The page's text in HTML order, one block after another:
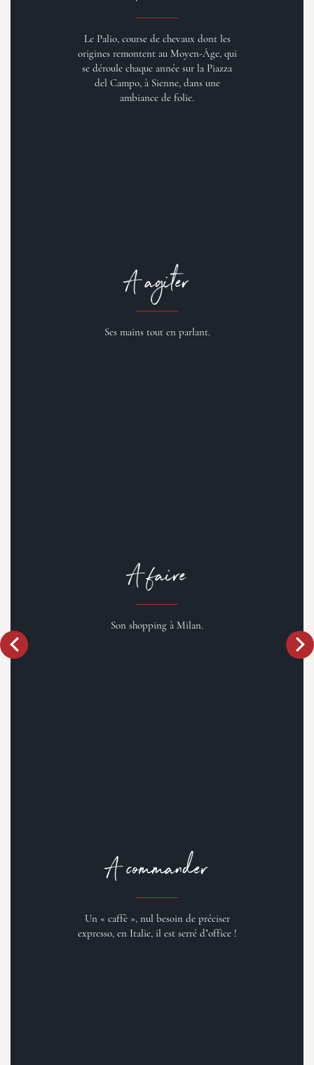
Le Palio, course de chevaux dont les
origines remontent au Moyen-Âge, qui
se déroule chaque année sur la Piazza
del Campo, à Sienne, dans une
ambiance de folie.
A agiter
Ses mains tout en parlant.
A faire
Son shopping à Milan.
A commander
Un « caffè », nul besoin de préciser
expresso, en Italie, il est serré d’office !